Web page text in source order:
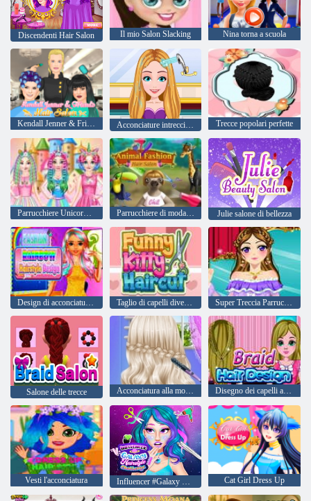
Discendenti Hair Salon Il mio Salon Slacking Nina torna a scuola
Kendall Jenner & Friends Hair Salon Acconciature intrecciate estive Trecce popolari perfette
Parrucchiere Unicorn Princesses Rainbow Parrucchiere di moda animale Julie salone di bellezza
Design di acconciatura di moda arcobaleno Taglio di capelli divertente del gattino Super Treccia Parrucchiere HD
Salone delle trecce Acconciatura alla moda diversa Disegno dei capelli a treccia
Vesti l'acconciatura Cat Girl Dress Up